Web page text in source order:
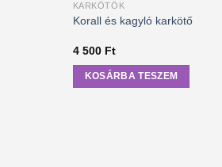
KARKÖTŐK
Korall és kagyló karkötő
4 500 Ft
KOSÁRBA TESZEM